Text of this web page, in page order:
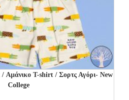
Αμάνικο T-shirt / Σορτς Αγόρι- New
College